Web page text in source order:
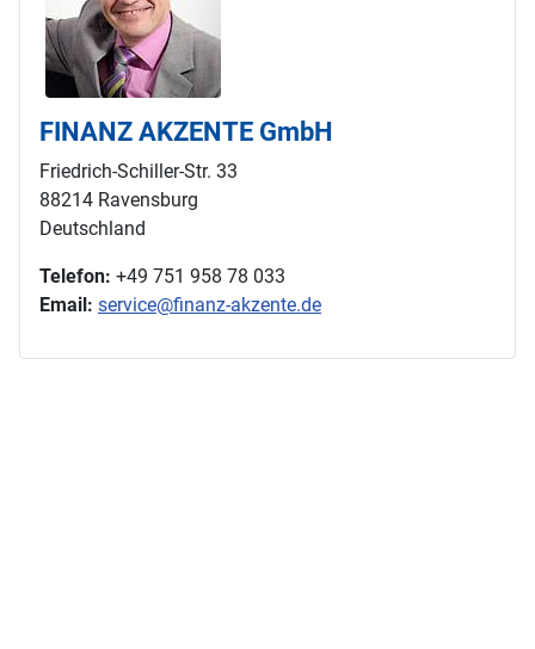
FINANZ AKZENTE GmbH
Friedrich-Schiller-Str. 33
88214 Ravensburg
Deutschland
Telefon: +49 751 958 78 033
Email: service@finanz-akzente.de